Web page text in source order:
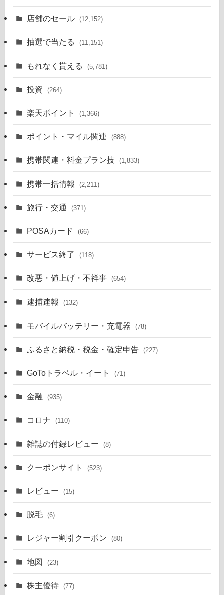
店舗のセール (12,152)
抽選で当たる (11,151)
もれなく貰える (5,781)
投資 (264)
楽天ポイント (1,366)
ポイント・マイル関連 (888)
携帯関連・料金プラン技 (1,833)
携帯一括情報 (2,211)
旅行・交通 (371)
POSAカード (66)
サービス終了 (118)
改悪・値上げ・不祥事 (654)
逮捕速報 (132)
モバイルバッテリー・充電器 (78)
ふるさと納税・税金・確定申告 (227)
GoToトラベル・イート (71)
金融 (935)
コロナ (110)
雑誌の付録レビュー (8)
クーポンサイト (523)
レビュー (15)
脱毛 (6)
レジャー割引クーポン (80)
地図 (23)
株主優待 (77)